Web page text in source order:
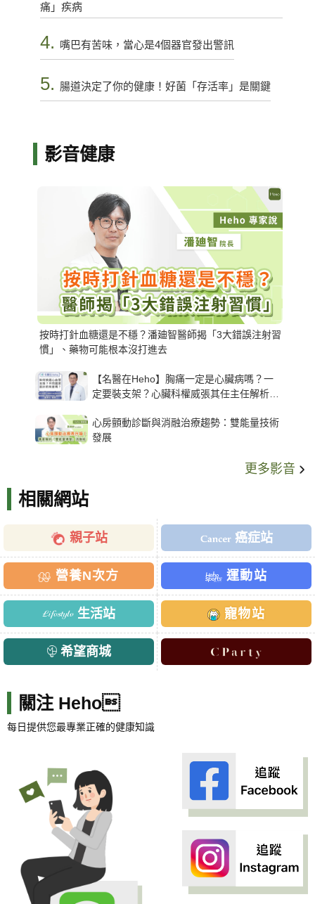
痛」疾病
4. 嘴巴有苦味，當心是4個器官發出警訊
5. 腸道決定了你的健康！好菌「存活率」是關鍵
影音健康
按時打針血糖還是不穩？潘廸智醫師揭「3大錯誤注射習
慣」、藥物可能根本沒打進去
【名醫在Heho】胸痛一定是心臟病嗎？一
定要裝支架？心臟科權威張其任主任解析支
心房顫動診斷與消融治療趨勢：雙能量技術
發展
更多影音
相關網站
親子站 癌症站
營養N次方 運動站
生活站 寵物站
希望商城
關注 Heho
每日提供您最專業正確的健康知識